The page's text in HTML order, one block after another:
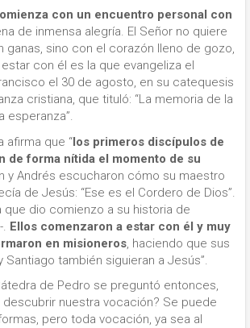
con un encuentro personal con
de inmensa alegría. El Señor no quiere
ganas, sino con el corazón lleno de gozo,
con él es la que evangeliza el
el 30 de agosto, en su catequesis
cristiana, que tituló: “La memoria de la
esperanza”.
afirma que “los primeros discípulos de
de forma nítida el momento de su
y Andrés escucharon cómo su maestro
de Jesús: “Ese es el Cordero de Dios”.
que dio comienzo a su historia de
Ellos comenzaron a estar con él y muy
en misioneros , haciendo que sus
Santiago también siguieran a Jesús”.
de Pedro se preguntó entonces,
nuestra vocación? Se puede
pero toda vocación, ya sea al